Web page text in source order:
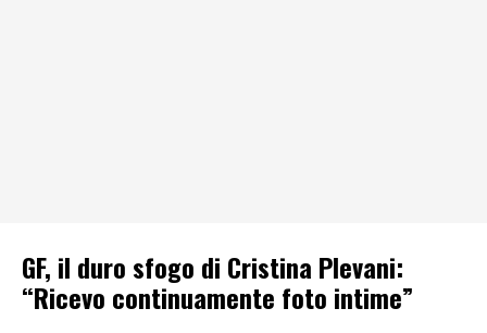
GF, il duro sfogo di Cristina Plevani:
“Ricevo continuamente foto intime”